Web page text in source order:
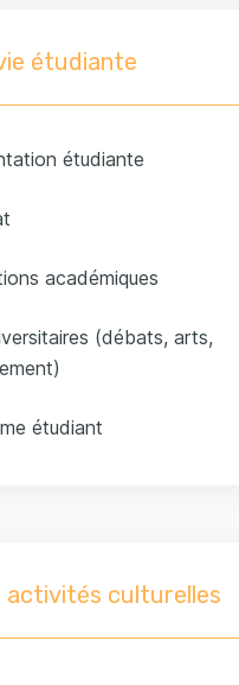
étudiante
étudiante
académiques
(débats, arts,
étudiant
activités culturelles